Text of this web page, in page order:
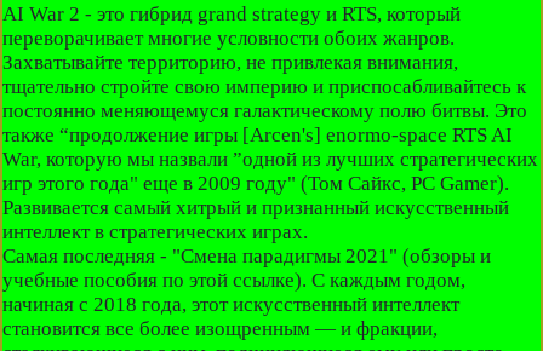
AI War 2 - это гибрид grand strategy и RTS, который
переворачивает многие условности обоих жанров.
Захватывайте территорию, не привлекая внимания,
тщательно стройте свою империю и приспосабливайтесь к
постоянно меняющемуся галактическому полю битвы. Это
также “продолжение игры [Arcen's] enormo-space RTS AI
War, которую мы назвали ”одной из лучших стратегических
игр этого года" еще в 2009 году" (Том Сайкс, PC Gamer).
Развивается самый хитрый и признанный искусственный
интеллект в стратегических играх.
Самая последняя - "Смена парадигмы 2021" (обзоры и
учебные пособия по этой ссылке). С каждым годом,
начиная с 2018 года, этот искусственный интеллект
становится все более изощренным — и фракции,